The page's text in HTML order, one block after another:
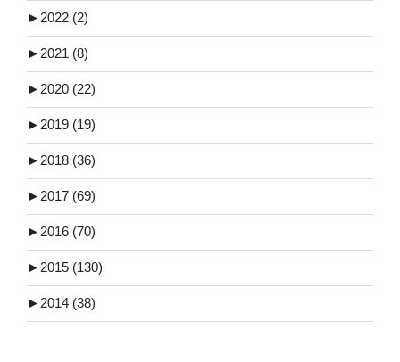
► 2022 (2)
► 2021 (8)
► 2020 (22)
► 2019 (19)
► 2018 (36)
► 2017 (69)
► 2016 (70)
► 2015 (130)
► 2014 (38)